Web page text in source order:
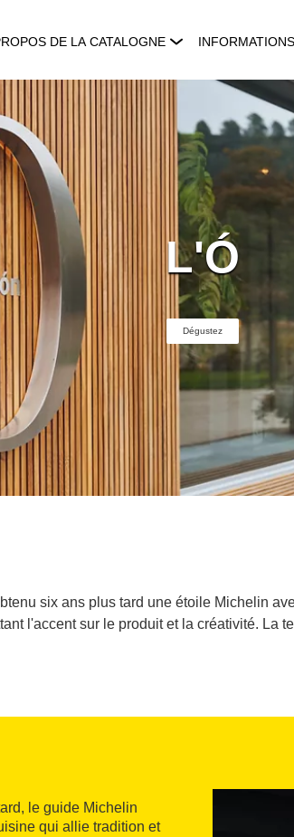
DE LA CATALOGNE
L'Ó
Dégustez
six ans plus tard une étoile Michelin
l'accent sur le produit et la créativité. La
le guide Michelin
qui allie tradition et